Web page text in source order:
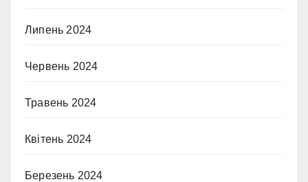
Липень 2024
Червень 2024
Травень 2024
Квітень 2024
Березень 2024